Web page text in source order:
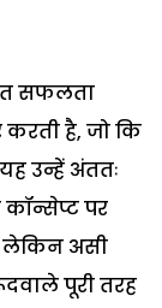
सफलता
है, जो कि
उन्हें अंततः
कॉन्सेप्ट पर
लेकिन असी
पूरी तरह